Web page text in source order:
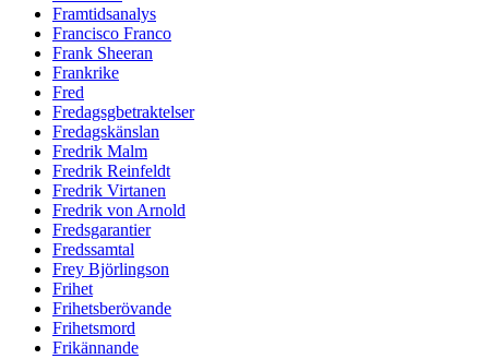
Framtidsanalys
Francisco Franco
Frank Sheeran
Frankrike
Fred
Fredagsgbetraktelser
Fredagskänslan
Fredrik Malm
Fredrik Reinfeldt
Fredrik Virtanen
Fredrik von Arnold
Fredsgarantier
Fredssamtal
Frey Björlingson
Frihet
Frihetsberövande
Frihetsmord
Frikännande